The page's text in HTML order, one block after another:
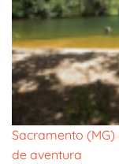
Sacramento
de aventura